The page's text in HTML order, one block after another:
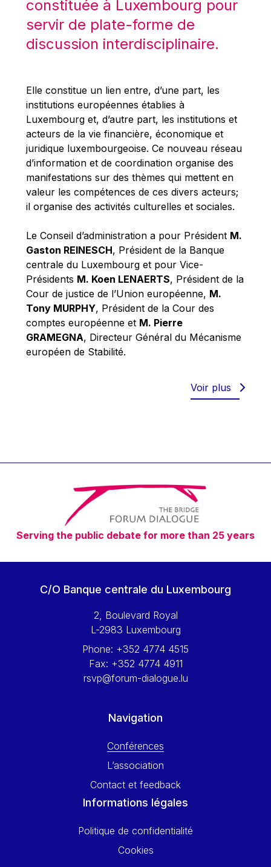
Martin Bailey
Martine Reicherts
Michael Sohlman
Michel Goedert
Mireille Delmas-Marty
Nobuo Tanaka
Otmar Issing
Paolo Mengozzi
Paschal Donohoe
Pat Cox
Patrizia Nanz
Philippe Maystadt
Pierre Gramegna
Richard Pelly
Robert Goebbels
Robert REYNDERS
Timothy Radcliffe
Vaclav Klaus
Vassilios Skouris
Vítor Manuel da Silva Caldeira
Viviane Reding
Walter Hagg
Wolfgang Ketterle
Yossi Beillin
Yves FRANCHET
constituée à Luxembourg pour
servir de plate-forme de
discussion interdisciplinaire.
Elle constitue un lien entre, d’une part, les
institutions européennes établies à
Luxembourg et, d’autre part, les institutions et
acteurs de la vie financière, économique et
juridique luxembourgeoise. Ce nouveau réseau
d’information et de coordination organise des
manifestations sur des thèmes qui mettent en
valeur les compétences de ces divers acteurs;
il organise des activités culturelles et sociales.
Le Conseil d’administration a pour Président M.
Gaston REINESCH, Président de la Banque
centrale du Luxembourg et pour Vice-
Présidents M. Koen LENAERTS, Président de la
Cour de justice de l’Union européenne, M.
Tony MURPHY, Président de la Cour des
comptes européenne et M. Pierre
GRAMEGNA, Directeur Général du Mécanisme
européen de Stabilité.
Voir plus
Serving the public debate for more than 25 years
C/O Banque centrale du Luxembourg
2, Boulevard Royal
L-2983 Luxembourg
Phone: +352 4774 4515
Fax: +352 4774 4911
rsvp@forum-dialogue.lu
Navigation
Conférences
L’association
Contact et feedback
Informations légales
Politique de confidentialité
Cookies